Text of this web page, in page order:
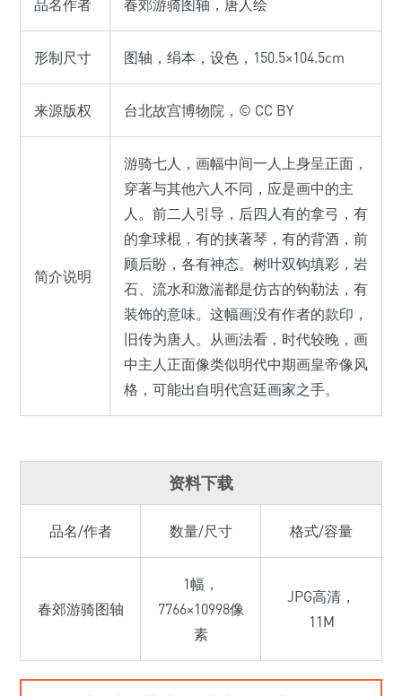
品名作者 春郊游骑图轴，唐人绘
形制尺寸 图轴，绢本，设色，150.5×104.5cm
来源版权 台北故宫博物院，© CC BY
简介说明
游骑七人，画幅中间一人上身呈正面，
穿著与其他六人不同，应是画中的主
人。前二人引导，后四人有的拿弓，有
的拿球棍，有的挟著琴，有的背酒，前
顾后盼，各有神态。树叶双钩填彩，岩
石、流水和激湍都是仿古的钩勒法，有
装饰的意味。这幅画没有作者的款印，
旧传为唐人。从画法看，时代较晚，画
中主人正面像类似明代中期画皇帝像风
格，可能出自明代宫廷画家之手。
资料下载
品名/作者 数量/尺寸 格式/容量
春郊游骑图轴
1幅，
7766×10998像
素
JPG高清，
11M